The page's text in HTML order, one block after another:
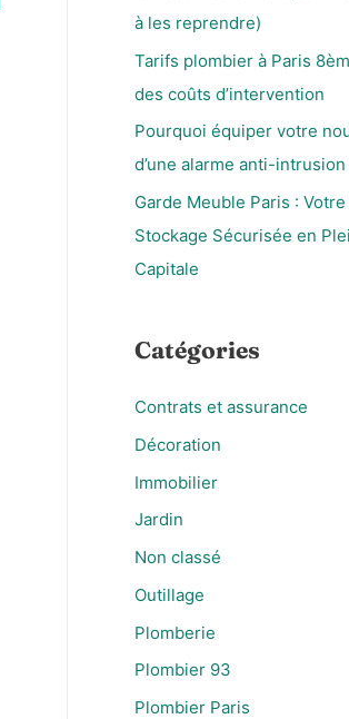
r
:
à les reprendre)
Tarifs plombier à Paris
des coûts d’intervention
Pourquoi équiper votre
d’une alarme anti-intrusion
Garde Meuble Paris :
Stockage Sécurisée en
Capitale
Catégories
Contrats et assurance
Décoration
Immobilier
Jardin
Non classé
Outillage
Plomberie
Plombier 93
Plombier Paris